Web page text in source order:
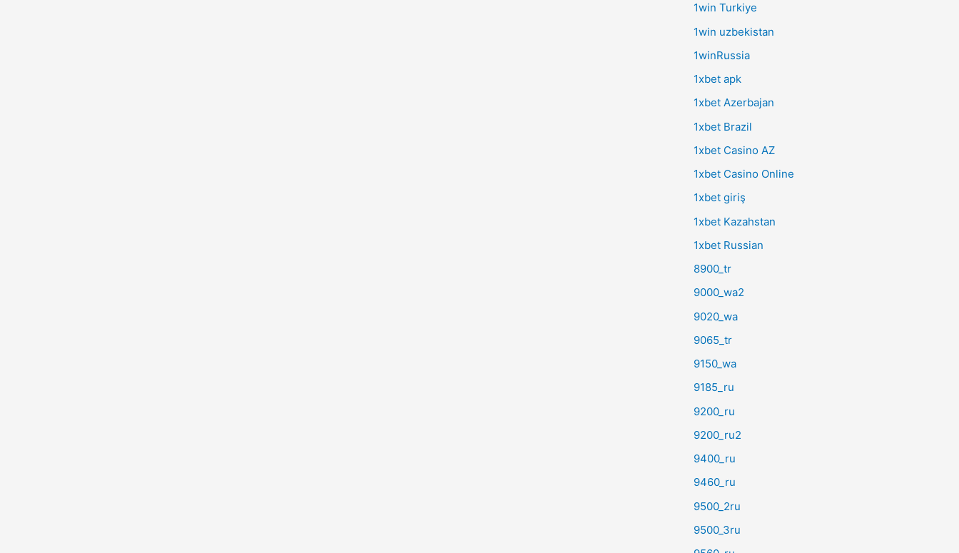
1win Turkiye
1win uzbekistan
1winRussia
1xbet apk
1xbet Azerbajan
1xbet Brazil
1xbet Casino AZ
1xbet Casino Online
1xbet giriş
1xbet Kazahstan
1xbet Russian
8900_tr
9000_wa2
9020_wa
9065_tr
9150_wa
9185_ru
9200_ru
9200_ru2
9400_ru
9460_ru
9500_2ru
9500_3ru